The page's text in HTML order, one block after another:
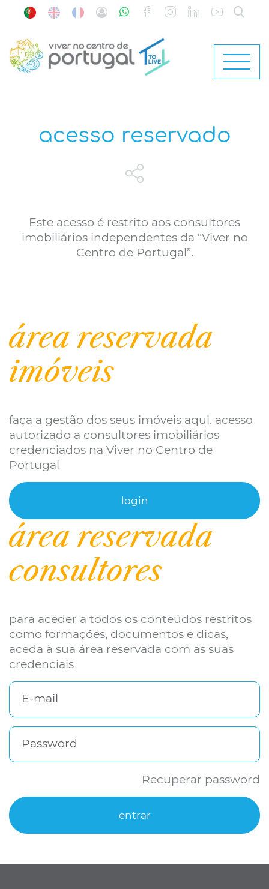
acesso reservado
Este acesso é restrito aos consultores
imobiliários independentes da “Viver no
Centro de Portugal”.
área reservada
imóveis
faça a gestão dos seus imóveis aqui. acesso
autorizado a consultores imobiliários
credenciados na Viver no Centro de
Portugal
login
área reservada
consultores
para aceder a todos os conteúdos restritos
como formações, documentos e dicas,
aceda à sua área reservada com as suas
credenciais
E-mail
Password
Recuperar password
entrar